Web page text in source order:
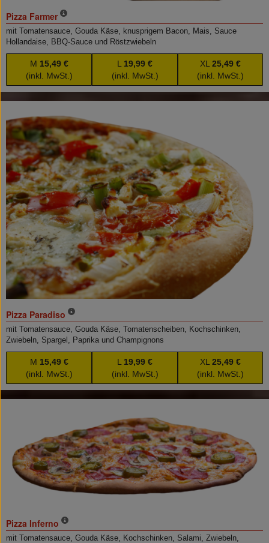
Pizza Farmer
mit Tomatensauce, Gouda Käse, knusprigem Bacon, Mais, Sauce
Hollandaise, BBQ-Sauce und Röstzwiebeln
M 15,49 €
(inkl. MwSt.)
L 19,99 €
(inkl. MwSt.)
XL 25,49 €
(inkl. MwSt.)
Pizza Paradiso
mit Tomatensauce, Gouda Käse, Tomatenscheiben, Kochschinken,
Zwiebeln, Spargel, Paprika und Champignons
M 15,49 €
(inkl. MwSt.)
L 19,99 €
(inkl. MwSt.)
XL 25,49 €
(inkl. MwSt.)
Pizza Inferno
mit Tomatensauce, Gouda Käse, Kochschinken, Salami, Zwiebeln,